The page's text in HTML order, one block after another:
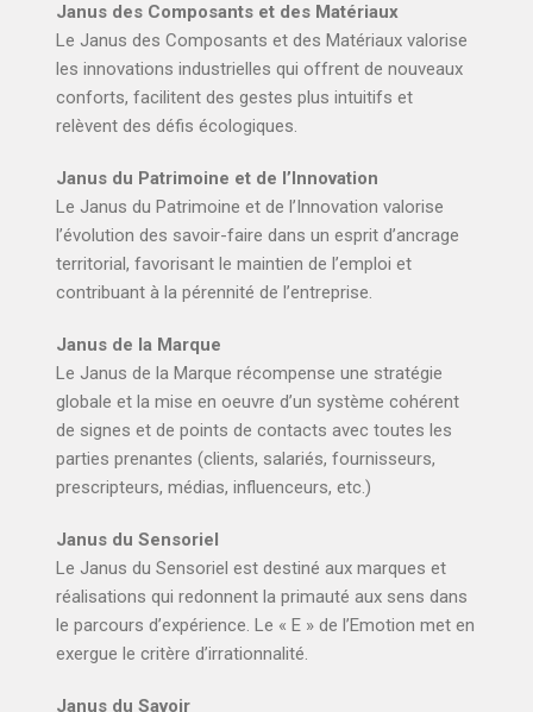
Janus des Composants et des Matériaux
Le Janus des Composants et des Matériaux valorise
les innovations industrielles qui offrent de nouveaux
conforts, facilitent des gestes plus intuitifs et
relèvent des défis écologiques.
Janus du Patrimoine et de l’Innovation
Le Janus du Patrimoine et de l’Innovation valorise
l’évolution des savoir-faire dans un esprit d’ancrage
territorial, favorisant le maintien de l’emploi et
contribuant à la pérennité de l’entreprise.
Janus de la Marque
Le Janus de la Marque récompense une stratégie
globale et la mise en oeuvre d’un système cohérent
de signes et de points de contacts avec toutes les
parties prenantes (clients, salariés, fournisseurs,
prescripteurs, médias, influenceurs, etc.)
Janus du Sensoriel
Le Janus du Sensoriel est destiné aux marques et
réalisations qui redonnent la primauté aux sens dans
le parcours d’expérience. Le « E » de l’Emotion met en
exergue le critère d’irrationnalité.
Janus du Savoir